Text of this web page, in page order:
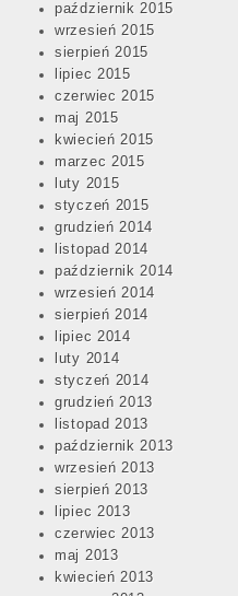
październik 2015
wrzesień 2015
sierpień 2015
lipiec 2015
czerwiec 2015
maj 2015
kwiecień 2015
marzec 2015
luty 2015
styczeń 2015
grudzień 2014
listopad 2014
październik 2014
wrzesień 2014
sierpień 2014
lipiec 2014
luty 2014
styczeń 2014
grudzień 2013
listopad 2013
październik 2013
wrzesień 2013
sierpień 2013
lipiec 2013
czerwiec 2013
maj 2013
kwiecień 2013